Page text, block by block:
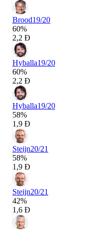
Brood19/20
60%
2,2 Đ
Hyballa19/20
60%
2,2 Đ
Hyballa19/20
58%
1,9 Đ
Steijn20/21
58%
1,9 Đ
Steijn20/21
42%
1,6 Đ